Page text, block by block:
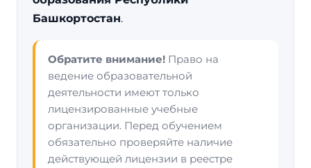
Башкортостан.
Обратите внимание! Право на
ведение образовательной
деятельности имеют только
лицензированные учебные
организации. Перед обучением
обязательно проверяйте наличие
действующей лицензии в реестре